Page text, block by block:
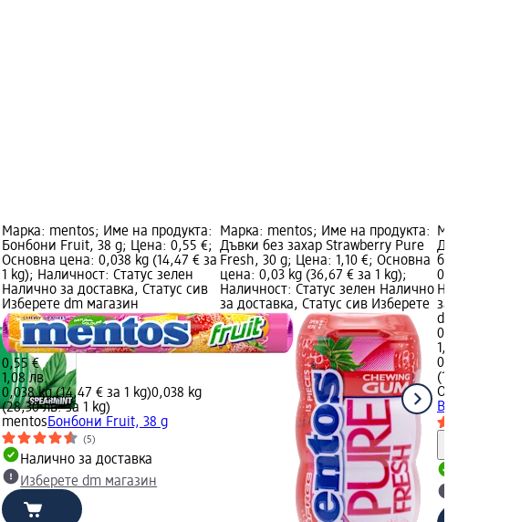
Марка: mentos; Име на продукта:
Бонбони Fruit, 38 g; Цена: 0,55 €;
Основна цена: 0,038 kg (14,47 € за
1 kg); Наличност: Статус зелен
Налично за доставка, Статус сив
Изберете dm магазин
0,55 €
1,08 лв.
0,038 kg (14,47 € за 1 kg)0,038 kg
(28,30 лв. за 1 kg)
mentosБонбони Fruit, 38 g
(5)
Налично за доставка
Изберете dm магазин
Марка: mentos; Име на продукта:
Дъвки без захар Strawberry Pure
Fresh, 30 g; Цена: 1,10 €; Основна
цена: 0,03 kg (36,67 € за 1 kg);
Наличност: Статус зелен Налично
за доставка, Статус сив Изберете
Марка:
Дъвки на
бр; Цена:
0,015 kg
за
dm
0,85 €
1,66 лв.
0,015 kg
(110,84 лв.
Orbit